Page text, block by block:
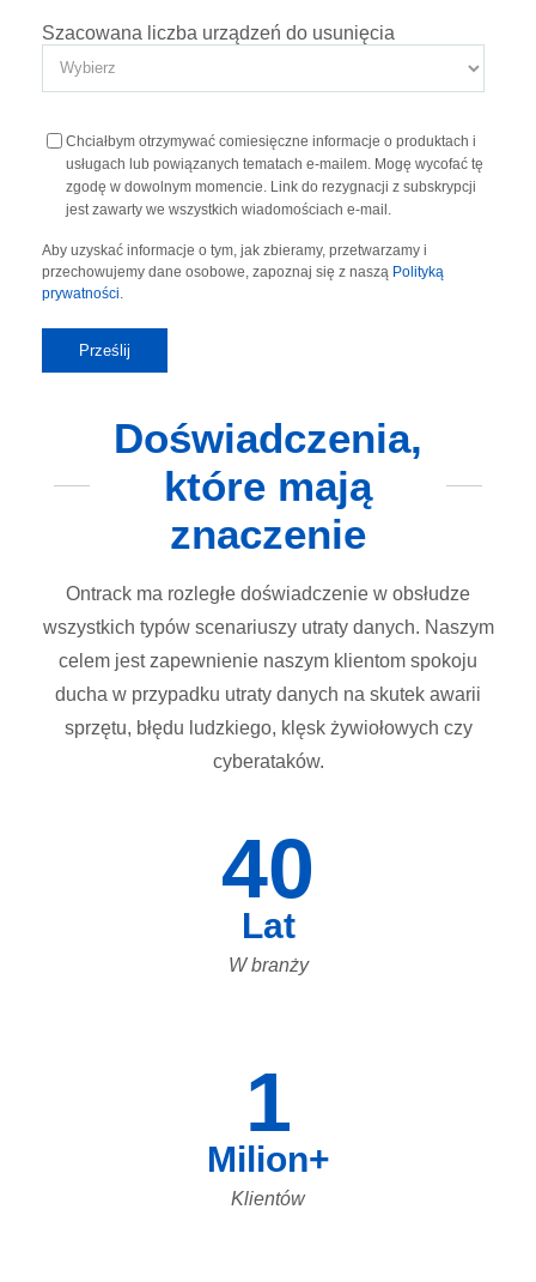
Szacowana liczba urządzeń do usunięcia
Chciałbym otrzymywać comiesięczne informacje o produktach i
usługach lub powiązanych tematach e-mailem. Mogę wycofać tę
zgodę w dowolnym momencie. Link do rezygnacji z subskrypcji
jest zawarty we wszystkich wiadomościach e-mail.
Aby uzyskać informacje o tym, jak zbieramy, przetwarzamy i
przechowujemy dane osobowe, zapoznaj się z naszą Polityką
prywatności.
Doświadczenia,
które mają
znaczenie
Ontrack ma rozległe doświadczenie w obsłudze
wszystkich typów scenariuszy utraty danych. Naszym
celem jest zapewnienie naszym klientom spokoju
ducha w przypadku utraty danych na skutek awarii
sprzętu, błędu ludzkiego, klęsk żywiołowych czy
cyberataków.
40
Lat
W branży
1
Milion+
Klientów